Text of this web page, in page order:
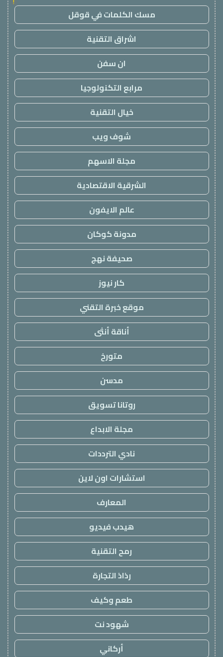
مسك الكلمات في قوقل
اشراق التقنية
ان سفن
مرابع التكنولوجيا
خيال التقنية
شوف ويب
مجلة الاسهم
الشرقية الاقتصادية
عالم الايفون
مدونة كوكان
صحيفة نهج
كار نيوز
موقع خبرة التقني
أناقة أنثى
متورخ
مدسن
روتانا تسويق
مجلة الابداع
نادي الترددات
استشارات اون لاين
المعارف
هيدب فيديو
رمح التقنية
رذاذ التجارة
طعم وكيف
شهود نت
أركاني